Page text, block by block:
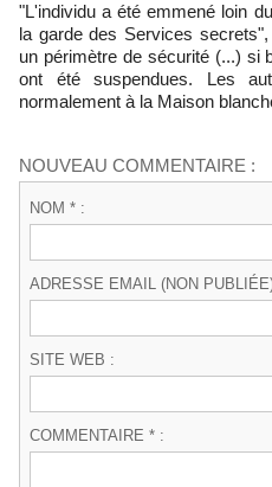
"L'individu a été emmené loin
la garde des Services
un périmètre de sécurité (...) si
ont été suspendues. Les
normalement à la Maison
NOUVEAU COMMENTAIRE :
NOM * :
ADRESSE EMAIL (NON
SITE WEB :
COMMENTAIRE * :